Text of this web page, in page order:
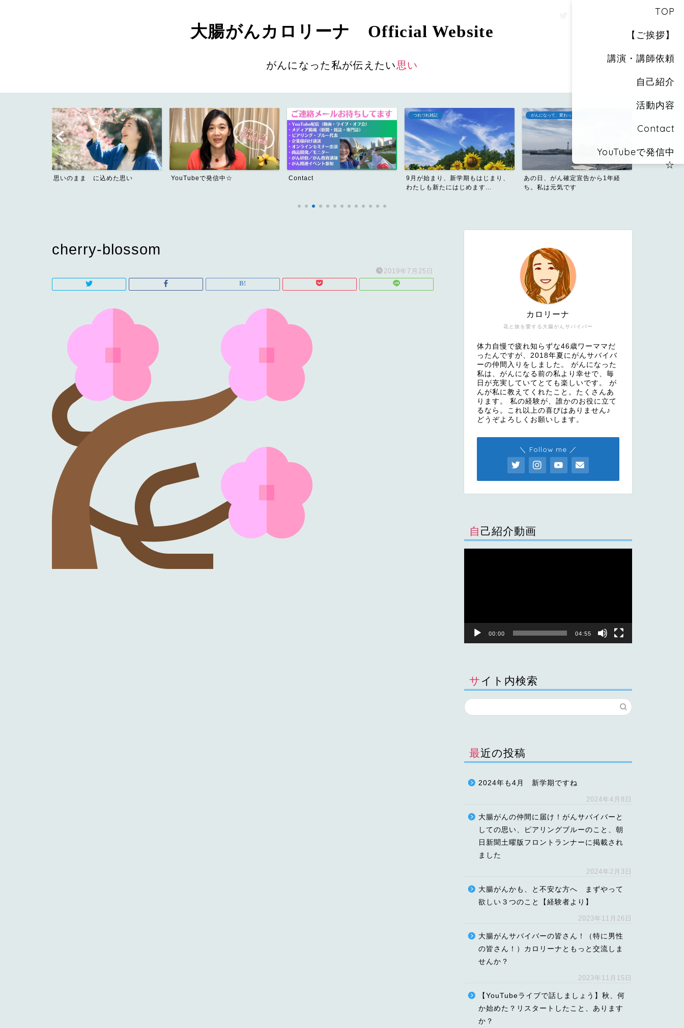
大腸がんカロリーナ Official Website
がんになった私が伝えたい思い
TOP
【ご挨拶】
講演・講師依頼
自己紹介
活動内容
Contact
YouTubeで発信中
☆
思いのまま に込めた思い YouTubeで発信中☆ Contact
つれづれ雑記
9月が始まり、新学期もはじまり、
わたしも新たにはじめます...
がんになって、変わったこと
あの日、がん確定宣告から1年経
ち。私は元気です
cherry-blossom
2019年7月25日
花と旅を愛する大腸がんサバイバー
カロリーナ
体力自慢で疲れ知らずな46歳ワーママだ
ったんですが、2018年夏にがんサバイバ
ーの仲間入りをしました。 がんになった
私は、がんになる前の私より幸せで、毎
日が充実していてとても楽しいです。 が
んが私に教えてくれたこと。たくさんあ
ります。 私の経験が、誰かのお役に立て
るなら。これ以上の喜びはありません♪
どうぞよろしくお願いします。
＼ Follow me ／
自己紹介動画
00:00 04:55
サイト内検索
最近の投稿
2024年も4月 新学期ですね
2024年4月8日
大腸がんの仲間に届け！がんサバイバーと
しての思い、ピアリングブルーのこと、朝
日新聞土曜版フロントランナーに掲載され
ました
2024年2月3日
大腸がんかも、と不安な方へ まずやって
欲しい３つのこと【経験者より】
2023年11月26日
大腸がんサバイバーの皆さん！（特に男性
の皆さん！）カロリーナともっと交流しま
せんか？
2023年11月15日
【YouTubeライブで話しましょう】秋、何
か始めた？リスタートしたこと、あります
か？